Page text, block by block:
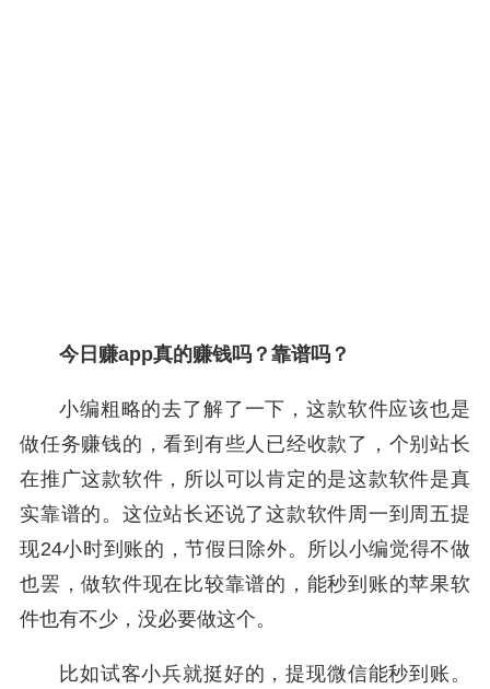
今日赚app真的赚钱吗？靠谱吗？
小编粗略的去了解了一下，这款软件应该也是
做任务赚钱的，看到有些人已经收款了，个别站长
在推广这款软件，所以可以肯定的是这款软件是真
实靠谱的。这位站长还说了这款软件周一到周五提
现24小时到账的，节假日除外。所以小编觉得不做
也罢，做软件现在比较靠谱的，能秒到账的苹果软
件也有不少，没必要做这个。
比如试客小兵就挺好的，提现微信能秒到账。